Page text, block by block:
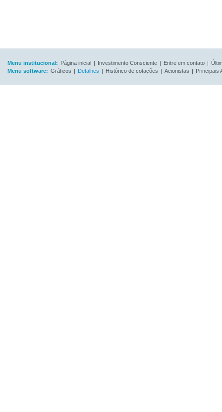
Menu institucional: Página inicial | Investimento Consciente | Entre em contato |
Menu software: Gráficos | Detalhes | Histórico de cotações | Acionistas | Principais